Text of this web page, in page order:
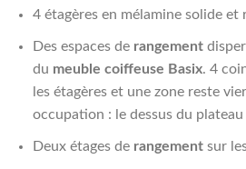
4 étagères en mélamine solide et
Des espaces de rangement
du meuble coiffeuse Basix. 4
les étagères et une zone reste
occupation : le dessus du plateau
Deux étages de rangement sur